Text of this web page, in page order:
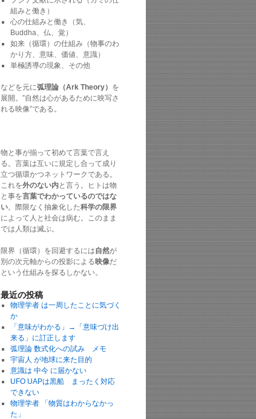
組みと働き）
心の仕組みと働き（気、
Buddha、仏、覚）
如来（循環）の仕組み（物事のわ
かり方、意味、価値、意識）
単極誘導の現象、その他
などを元に弧理論（Ark Theory） を
展開。”自然は心があるために映写さ
れる映像”である。
物と事が揃って初めて言葉で言え
る。言葉は互いに規定し合って成り
立つ循環かつネットワークである。
これを外のない内と言う。ヒトは物
と事を言葉でわかっているのではな
い。際限なく抽象化した科学の限界
によって人と社会は病む。このまま
では人類は滅ぶ。
限界（循環）を回避するには自然が
別の次元軸からの投影による映像だ
という仕組みを探るしかない。
最近の投稿
物理学者 は一周したことに気づく
か
「意味がわかる」→「意味づけ出
来る」に訂正します
弧理論 数式化への試み メモ
宇宙人 が地球に来た目的
意識は 中今 に届かない
UFO UAPは黒船 まったく対応
できない
物理学者 「物質はわからなかっ
た」